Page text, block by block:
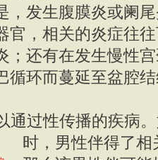
，发生腹膜炎或阑
官，相关的炎症往
；还有在发生慢性
循环而蔓延至盆腔
过性传播的疾病。
时，男性伴得了